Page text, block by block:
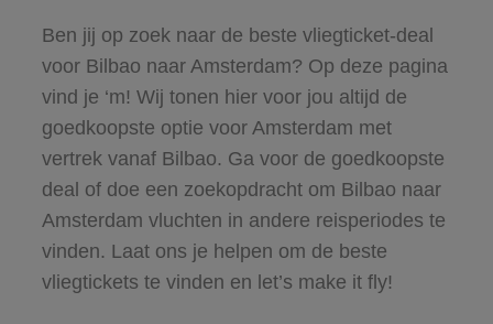
Ben jij op zoek naar de beste vliegticket-deal
voor Bilbao naar Amsterdam? Op deze pagina
vind je ‘m! Wij tonen hier voor jou altijd de
goedkoopste optie voor Amsterdam met
vertrek vanaf Bilbao. Ga voor de goedkoopste
deal of doe een zoekopdracht om Bilbao naar
Amsterdam vluchten in andere reisperiodes te
vinden. Laat ons je helpen om de beste
vliegtickets te vinden en let’s make it fly!